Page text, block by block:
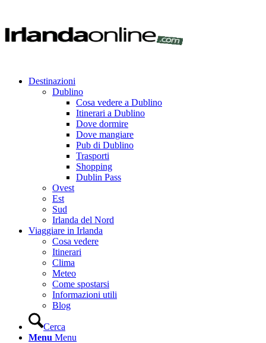
Destinazioni
Dublino
Cosa vedere a Dublino
Itinerari a Dublino
Dove dormire
Dove mangiare
Pub di Dublino
Trasporti
Shopping
Dublin Pass
Ovest
Est
Sud
Irlanda del Nord
Viaggiare in Irlanda
Cosa vedere
Itinerari
Clima
Meteo
Come spostarsi
Informazioni utili
Blog
Cerca
Menu Menu